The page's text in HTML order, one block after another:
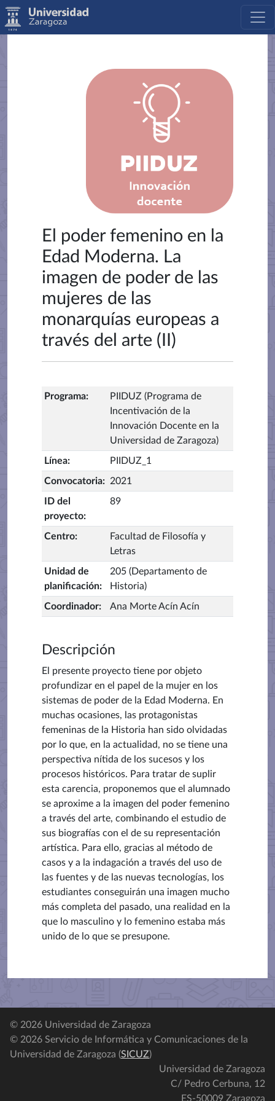
El poder femenino en la
Edad Moderna. La
imagen de poder de las
mujeres de las
monarquías europeas a
través del arte (II)
Programa:
PIIDUZ (Programa de
Incentivación de la
Innovación Docente en la
Universidad de Zaragoza)
Línea: PIIDUZ_1
Convocatoria: 2021
ID del
proyecto:
89
Centro:
Facultad de Filosofía y
Letras
Unidad de
planificación:
205 (Departamento de
Historia)
Coordinador: Ana Morte Acín Acín
Descripción
El presente proyecto tiene por objeto
profundizar en el papel de la mujer en los
sistemas de poder de la Edad Moderna. En
muchas ocasiones, las protagonistas
femeninas de la Historia han sido olvidadas
por lo que, en la actualidad, no se tiene una
perspectiva nítida de los sucesos y los
procesos históricos. Para tratar de suplir
esta carencia, proponemos que el alumnado
se aproxime a la imagen del poder femenino
a través del arte, combinando el estudio de
sus biografías con el de su representación
artística. Para ello, gracias al método de
casos y a la indagación a través del uso de
las fuentes y de las nuevas tecnologías, los
estudiantes conseguirán una imagen mucho
más completa del pasado, una realidad en la
que lo masculino y lo femenino estaba más
unido de lo que se presupone.
© 2026 Universidad de Zaragoza
© 2026 Servicio de Informática y Comunicaciones de la
Universidad de Zaragoza (SICUZ)
Universidad de Zaragoza
C/ Pedro Cerbuna, 12
ES-50009 Zaragoza